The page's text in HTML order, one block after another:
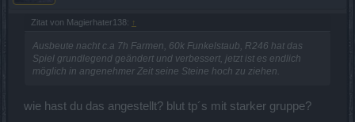
Zitat von Magierhater138: ↑
Ausbeute nacht c.a 7h Farmen, 60k Funkelstaub, R246 hat das
Spiel grundlegend geändert und verbessert, jetzt ist es endlich
möglich in angenehmer Zeit seine Steine hoch zu ziehen.
wie hast du das angestellt? blut tp´s mit starker gruppe?